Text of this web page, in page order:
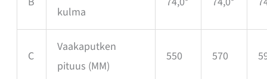
kulma
C
Vaakaputken
pituus (MM)
550 570